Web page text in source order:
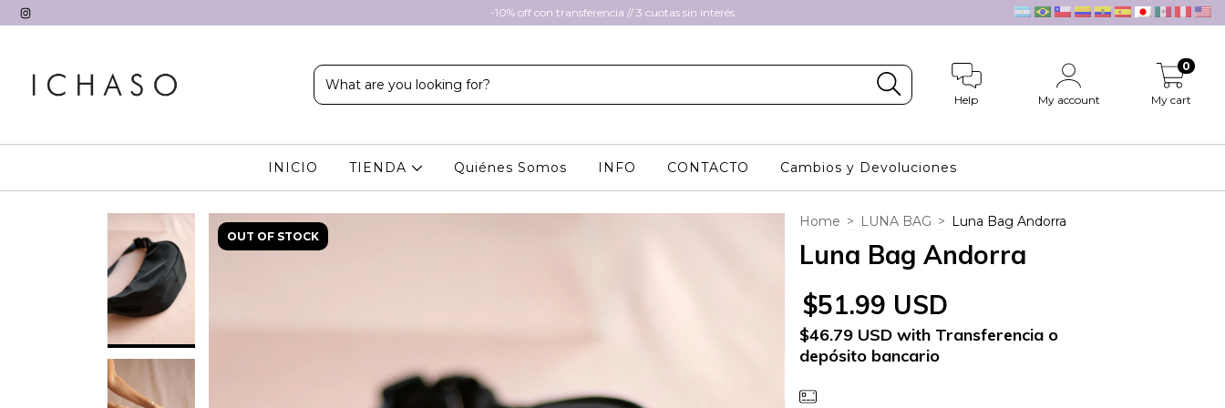
-10% off con transferencia // 3 cuotas sin interés
Help My account My cart
0
INICIO TIENDA Quiénes Somos INFO CONTACTO Cambios y Devoluciones
OUT OF STOCK
Home > LUNA BAG > Luna Bag Andorra
Luna Bag Andorra
$51.99 USD
$46.79 USD with Transferencia o
depósito bancario